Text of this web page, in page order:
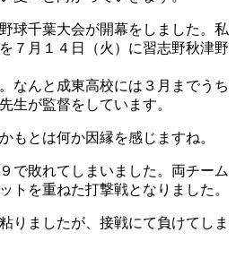
球千葉大会が開幕をしました。私
７月１４日（火）に習志野秋津野
なんと成東高校には３月までうち
生が監督をしています。
もとは何か因縁を感じますね。
で敗れてしまいました。両チーム
トを重ねた打撃戦となりました。
りましたが、接戦にて負けてしま